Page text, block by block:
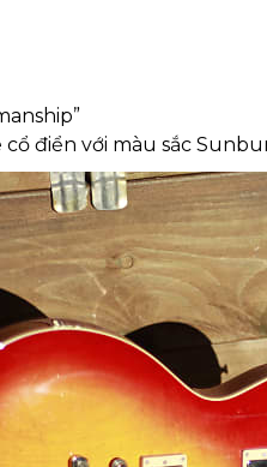
cổ điển với màu sắc